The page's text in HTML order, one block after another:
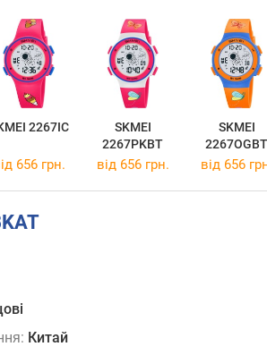
2267IC
SKMEI
2267PKBT
SKMEI
2267OGBT
656 грн. від 656 грн. від 656
Китай